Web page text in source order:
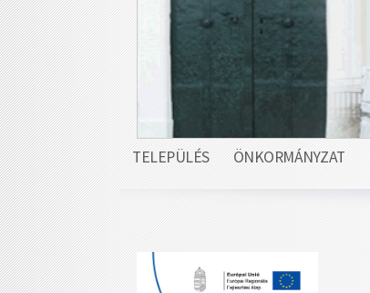
TELEPÜLÉS ÖNKORMÁNYZAT